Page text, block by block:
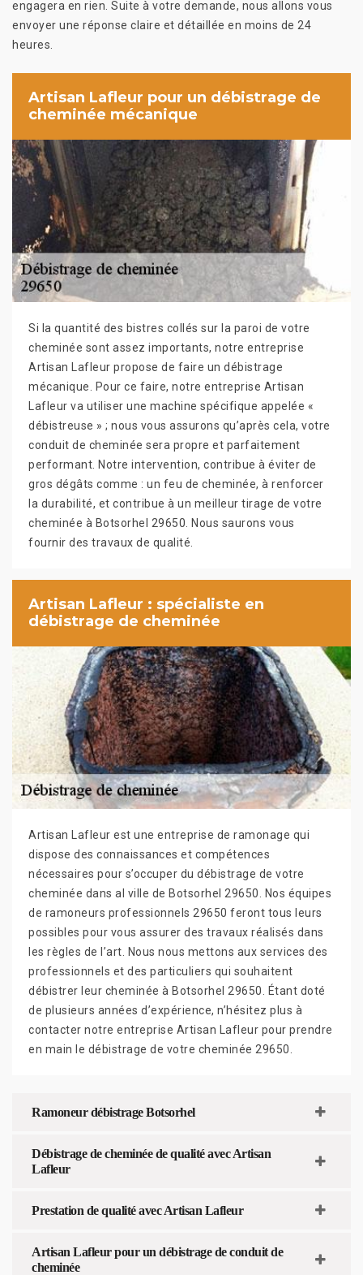
engagera en rien. Suite à votre demande, nous allons vous
envoyer une réponse claire et détaillée en moins de 24
heures.
Artisan Lafleur pour un débistrage de
cheminée mécanique
Si la quantité des bistres collés sur la paroi de votre
cheminée sont assez importants, notre entreprise
Artisan Lafleur propose de faire un débistrage
mécanique. Pour ce faire, notre entreprise Artisan
Lafleur va utiliser une machine spécifique appelée «
débistreuse » ; nous vous assurons qu’après cela, votre
conduit de cheminée sera propre et parfaitement
performant. Notre intervention, contribue à éviter de
gros dégâts comme : un feu de cheminée, à renforcer
la durabilité, et contribue à un meilleur tirage de votre
cheminée à Botsorhel 29650. Nous saurons vous
fournir des travaux de qualité.
Artisan Lafleur : spécialiste en
débistrage de cheminée
Artisan Lafleur est une entreprise de ramonage qui
dispose des connaissances et compétences
nécessaires pour s’occuper du débistrage de votre
cheminée dans al ville de Botsorhel 29650. Nos équipes
de ramoneurs professionnels 29650 feront tous leurs
possibles pour vous assurer des travaux réalisés dans
les règles de l’art. Nous nous mettons aux services des
professionnels et des particuliers qui souhaitent
débistrer leur cheminée à Botsorhel 29650. Étant doté
de plusieurs années d’expérience, n’hésitez plus à
contacter notre entreprise Artisan Lafleur pour prendre
en main le débistrage de votre cheminée 29650.
Ramoneur débistrage Botsorhel
Débistrage de cheminée de qualité avec Artisan
Lafleur
Prestation de qualité avec Artisan Lafleur
Artisan Lafleur pour un débistrage de conduit de
cheminée